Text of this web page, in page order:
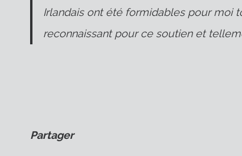
Irlandais ont été formidables pour moi
reconnaissant pour ce soutien et
Partager